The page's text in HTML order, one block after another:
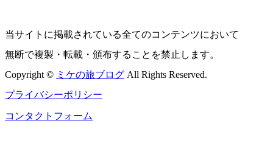
当サイトに掲載されている全てのコンテンツにおいて
無断で複製・転載・頒布することを禁止します。
Copyright © ミケの旅ブログ All Rights Reserved.
プライバシーポリシー
コンタクトフォーム